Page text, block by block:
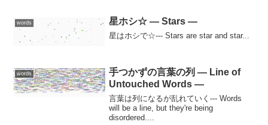
words 星ホシ☆ — Stars —
星はホシで☆--- Stars are star and star...
words
手つかずの言葉の列 — Line of
Untouched Words —
言葉は列になるが乱れていく--- Words
will be a line, but they're being
disordered....